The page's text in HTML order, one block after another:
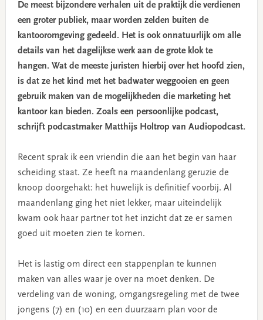
De meest bijzondere verhalen uit de praktijk die verdienen
een groter publiek, maar worden zelden buiten de
kantooromgeving gedeeld. Het is ook onnatuurlijk om alle
details van het dagelijkse werk aan de grote klok te
hangen. Wat de meeste juristen hierbij over het hoofd zien,
is dat ze het kind met het badwater weggooien en geen
gebruik maken van de mogelijkheden die marketing het
kantoor kan bieden. Zoals een persoonlijke podcast,
schrijft podcastmaker Matthijs Holtrop van Audiopodcast.
Recent sprak ik een vriendin die aan het begin van haar
scheiding staat. Ze heeft na maandenlang geruzie de
knoop doorgehakt: het huwelijk is definitief voorbij. Al
maandenlang ging het niet lekker, maar uiteindelijk
kwam ook haar partner tot het inzicht dat ze er samen
goed uit moeten zien te komen.
Het is lastig om direct een stappenplan te kunnen
maken van alles waar je over na moet denken. De
verdeling van de woning, omgangsregeling met de twee
jongens (7) en (10) en een duurzaam plan voor de